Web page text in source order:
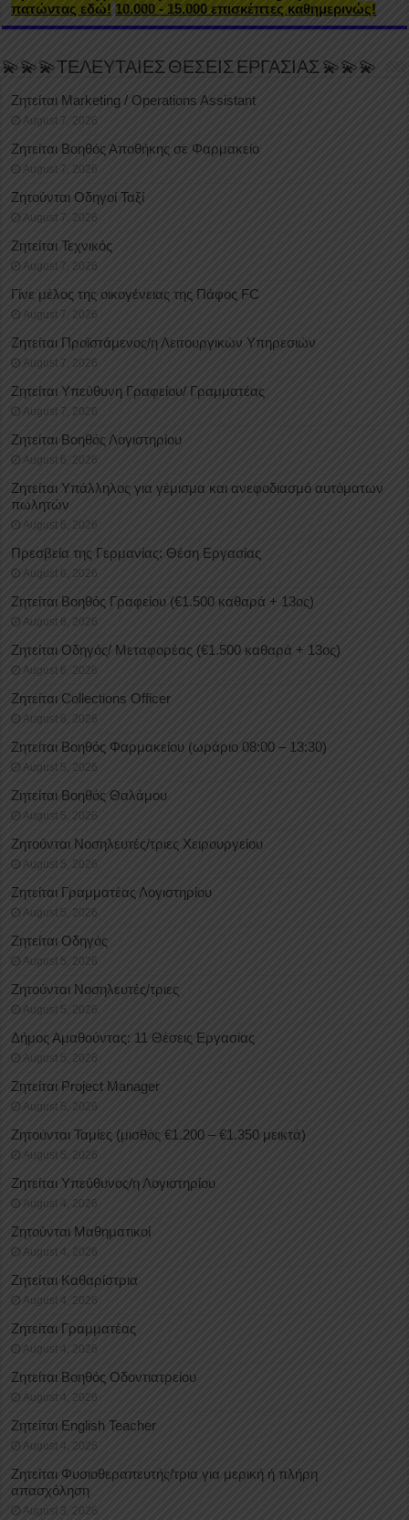
πατώντας εδώ! 10.000 - 15.000 επισκέπτες καθημερινώς!
💫💫💫ΤΕΛΕΥΤΑΙΕΣ ΘΕΣΕΙΣ ΕΡΓΑΣΙΑΣ 💫💫💫
Ζητείται Marketing / Operations Assistant
August 7, 2026
Ζητείται Βοηθός Αποθήκης σε Φαρμακείο
August 7, 2026
Ζητούνται Οδηγοί Ταξί
August 7, 2026
Ζητείται Τεχνικός
August 7, 2026
Γίνε μέλος της οικογένειας της Πάφος FC
August 7, 2026
Ζητείται Προϊστάμενος/η Λειτουργικών Υπηρεσιών
August 7, 2026
Ζητείται Υπεύθυνη Γραφείου/ Γραμματέας
August 7, 2026
Ζητείται Βοηθός Λογιστηρίου
August 6, 2026
Ζητείται Υπάλληλος για γέμισμα και ανεφοδιασμό αυτόματων
πωλητών
August 6, 2026
Πρεσβεία της Γερμανίας: Θέση Εργασίας
August 6, 2026
Ζητείται Βοηθός Γραφείου (€1.500 καθαρά + 13ος)
August 6, 2026
Ζητείται Οδηγός/ Μεταφορέας (€1.500 καθαρά + 13ος)
August 6, 2026
Ζητείται Collections Officer
August 6, 2026
Ζητείται Βοηθός Φαρμακείου (ωράριο 08:00 – 13:30)
August 5, 2026
Ζητείται Βοηθός Θαλάμου
August 5, 2026
Ζητούνται Νοσηλευτές/τριες Χειρουργείου
August 5, 2026
Ζητείται Γραμματέας Λογιστηρίου
August 5, 2026
Ζητείται Οδηγός
August 5, 2026
Ζητούνται Νοσηλευτές/τριες
August 5, 2026
Δήμος Αμαθούντας: 11 Θέσεις Εργασίας
August 5, 2026
Ζητείται Project Manager
August 5, 2026
Ζητούνται Ταμίες (μισθός €1.200 – €1.350 μεικτά)
August 5, 2026
Ζητείται Υπεύθυνος/η Λογιστηρίου
August 4, 2026
Ζητούνται Μαθηματικοί
August 4, 2026
Ζητείται Καθαρίστρια
August 4, 2026
Ζητείται Γραμματέας
August 4, 2026
Ζητείται Βοηθός Οδοντιατρείου
August 4, 2026
Ζητείται English Teacher
August 4, 2026
Ζητείται Φυσιοθεραπευτής/τρια για μερική ή πλήρη
απασχόληση
August 3, 2026